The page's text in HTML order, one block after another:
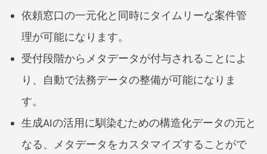
依頼窓口の一元化と同時にタイムリーな案件管
理が可能になります。
受付段階からメタデータが付与されることによ
り、自動で法務データの整備が可能になりま
す。
生成AIの活用に馴染むための構造化データの元と
なる、メタデータをカスタマイズすることがで